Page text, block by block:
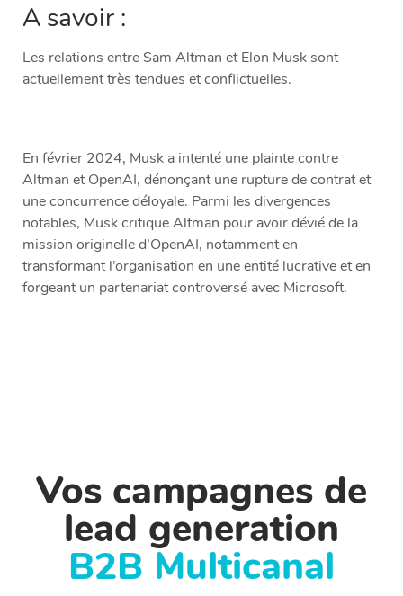
A savoir :
Les relations entre Sam Altman et Elon Musk sont
actuellement très tendues et conflictuelles.
En février 2024, Musk a intenté une plainte contre
Altman et OpenAI, dénonçant une rupture de contrat et
une concurrence déloyale. Parmi les divergences
notables, Musk critique Altman pour avoir dévié de la
mission originelle d’OpenAI, notamment en
transformant l’organisation en une entité lucrative et en
forgeant un partenariat controversé avec Microsoft.
Vos campagnes de
lead generation
B2B Multicanal